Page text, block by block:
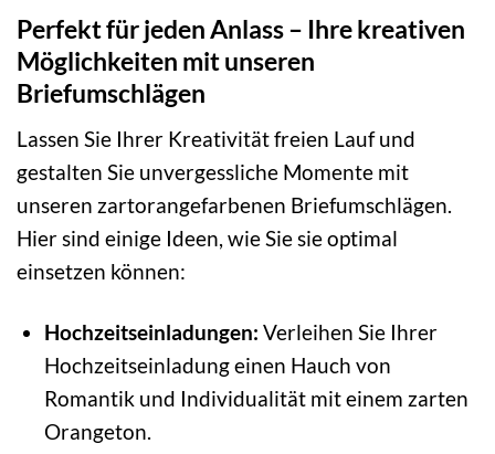
Perfekt für jeden Anlass – Ihre kreativen
Möglichkeiten mit unseren
Briefumschlägen
Lassen Sie Ihrer Kreativität freien Lauf und
gestalten Sie unvergessliche Momente mit
unseren zartorangefarbenen Briefumschlägen.
Hier sind einige Ideen, wie Sie sie optimal
einsetzen können:
Hochzeitseinladungen: Verleihen Sie Ihrer
Hochzeitseinladung einen Hauch von
Romantik und Individualität mit einem zarten
Orangeton.